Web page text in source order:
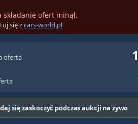
składanie ofert minął.
się zcars-world.pl
oferta
się zaskoczyć podczas aukcji na żywo